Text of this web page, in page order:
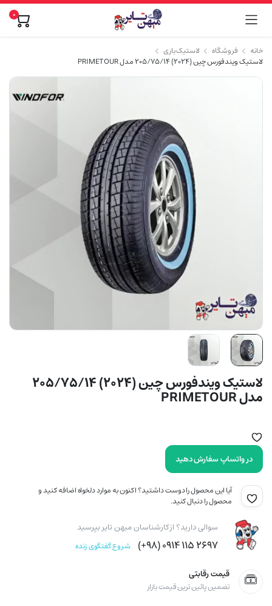
0
خانه فروشگاه
لاستیک باری
لاستیک ویندفورس چین (2024) 205/75/14 مدل PRIMETOUR
لاستیک ویندفورس چین (2024) 205/75/14
مدل PRIMETOUR
در واتساپ سفارش دهید
آیا این محصول را دوست داشتید؟ اکنون به موارد دلخواه اضافه کنید و
محصول را دنبال کنید.
سوالی دارید؟ از کارشناسان میهن تایر بپرسید
۲۶۹۷ ۱۱۵ ۰۹۱۴ (۹۸+) شروع گفتگوی زنده
قیمت رقابتی
تضمین پائین ترین قیمت بازار